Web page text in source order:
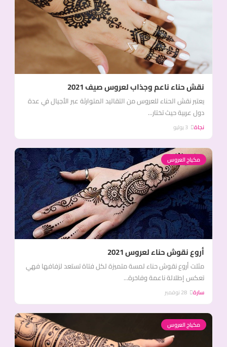
نقش حناء ناعم وجذاب لعروس صيف 2021
يعتبر نقش الحناء للعروس من التقاليد المتوارثة عبر الأجيال في عدة
دول عربية حيث تختار...
نجاة
مكياج العروس
أروع نقوش حناء لعروس 2021
مثلت أروع نقوش حناء لمسة متميزة لكل فتاة تستعد لزفافها فهي
تعكس إطلالة ناعمة وفاخرة...
سارة
مكياج العروس